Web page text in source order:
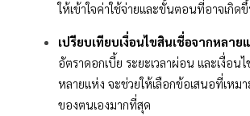
ให้เข้าใจค่าใช้จ่ายและขั้นตอนที่อาจเกิด
เปรียบเทียบเงื่อนไขสินเชื่อจากหลาย
อัตราดอกเบี้ย ระยะเวลาผ่อน และเงื่อน
หลายแห่ง จะช่วยให้เลือกข้อเสนอที่เหม
ของตนเองมากที่สุด